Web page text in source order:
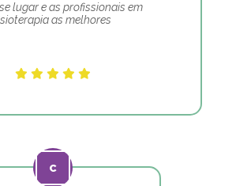
lugar e as profissionais em
as melhores